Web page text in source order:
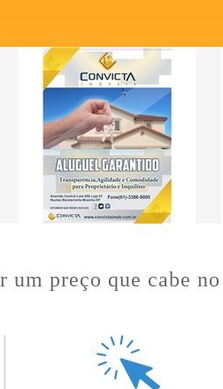
preço que cabe